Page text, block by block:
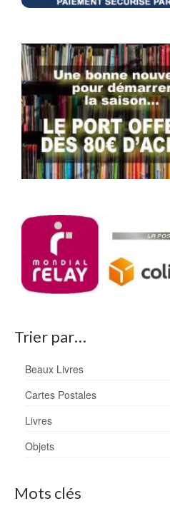
Trier par…
Beaux Livres
Cartes Postales
Livres
Objets
Mots clés